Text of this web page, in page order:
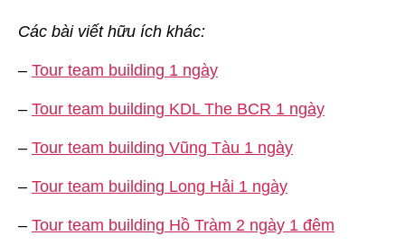
Các bài viết hữu ích khác:
– Tour team building 1 ngày
– Tour team building KDL The BCR 1 ngày
– Tour team building Vũng Tàu 1 ngày
– Tour team building Long Hải 1 ngày
– Tour team building Hồ Tràm 2 ngày 1 đêm